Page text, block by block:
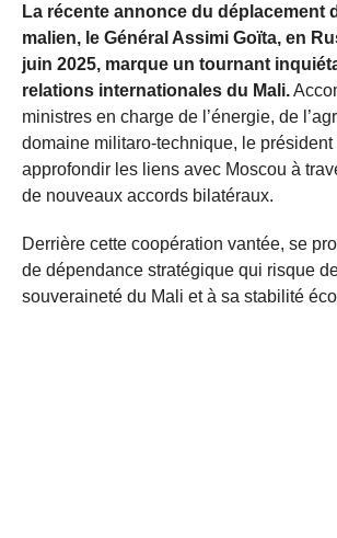
La récente annonce du déplacement
malien, le Général Assimi Goïta, en
juin 2025, marque un tournant
relations internationales du Mali.
ministres en charge de l’énergie, de
domaine militaro-technique, le président
approfondir les liens avec Moscou à
de nouveaux accords bilatéraux.
Derrière cette coopération vantée, se
de dépendance stratégique qui risque
souveraineté du Mali et à sa stabilité